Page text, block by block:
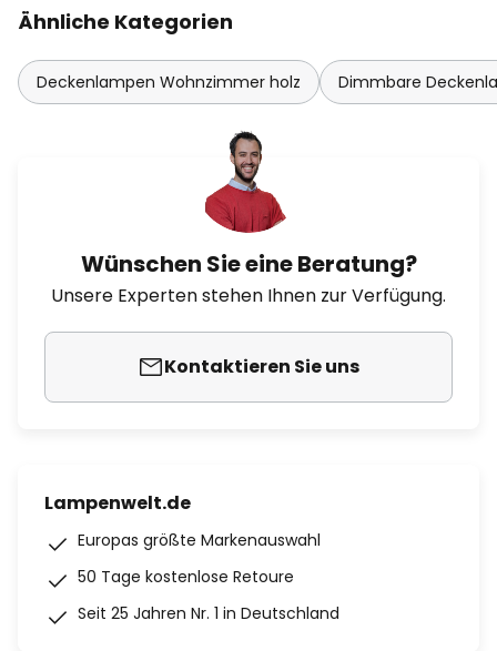
Ähnliche Kategorien
Deckenlampen Wohnzimmer holz Dimmbare
Wünschen Sie eine Beratung?
Unsere Experten stehen Ihnen zur Verfügung.
Kontaktieren Sie uns
Lampenwelt.de
Europas größte Markenauswahl
50 Tage kostenlose Retoure
Seit 25 Jahren Nr. 1 in Deutschland